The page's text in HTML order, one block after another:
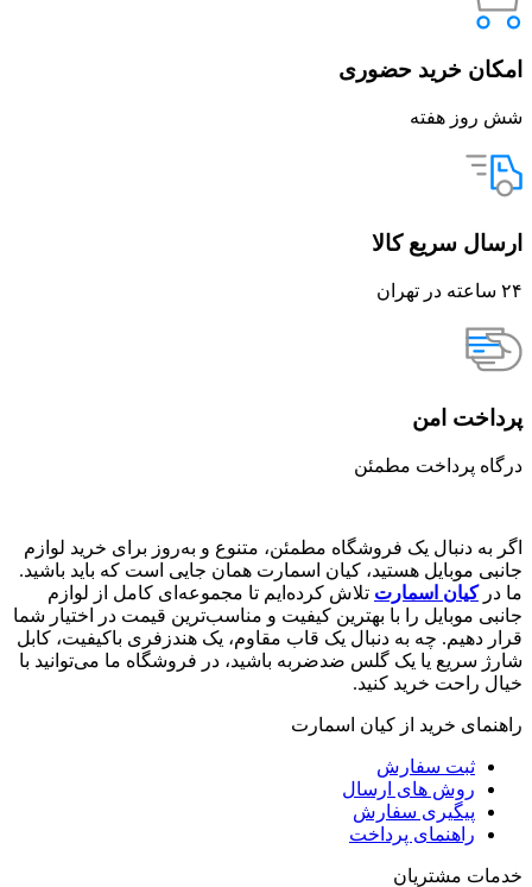
امکان خرید حضوری
شش روز هفته
ارسال سریع کالا
۲۴ ساعته در تهران
پرداخت امن
درگاه پرداخت مطمئن
اگر به دنبال یک فروشگاه مطمئن، متنوع و به‌روز برای خرید لوازم
جانبی موبایل هستید، کیان اسمارت همان جایی است که باید باشید.
ما درکیان اسمارت تلاش کرده‌ایم تا مجموعه‌ای کامل از لوازم
جانبی موبایل را با بهترین کیفیت و مناسب‌ترین قیمت در اختیار شما
قرار دهیم. چه به دنبال یک قاب مقاوم، یک هندزفری باکیفیت، کابل
شارژ سریع یا یک گلس ضدضربه باشید، در فروشگاه ما می‌توانید با
خیال راحت خرید کنید.
راهنمای خرید از کیان اسمارت
ثبت سفارش
روش‌ های ارسال
پیگیری سفارش
راهنمای پرداخت
خدمات مشتریان